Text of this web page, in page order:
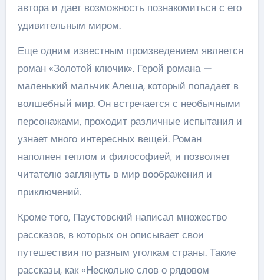
автора и дает возможность познакомиться с его
удивительным миром.
Еще одним известным произведением является
роман «Золотой ключик». Герой романа —
маленький мальчик Алеша, который попадает в
волшебный мир. Он встречается с необычными
персонажами, проходит различные испытания и
узнает много интересных вещей. Роман
наполнен теплом и философией, и позволяет
читателю заглянуть в мир воображения и
приключений.
Кроме того, Паустовский написал множество
рассказов, в которых он описывает свои
путешествия по разным уголкам страны. Такие
рассказы, как «Несколько слов о рядовом